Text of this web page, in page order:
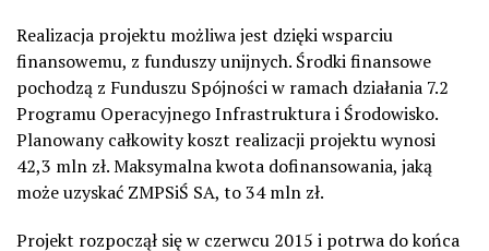
Realizacja projektu możliwa jest dzięki wsparciu
finansowemu, z funduszy unijnych. Środki finansowe
pochodzą z Funduszu Spójności w ramach działania 7.2
Programu Operacyjnego Infrastruktura i Środowisko.
Planowany całkowity koszt realizacji projektu wynosi
42,3 mln zł. Maksymalna kwota dofinansowania, jaką
może uzyskać ZMPSiŚ SA, to 34 mln zł.
Projekt rozpoczął się w czerwcu 2015 i potrwa do końca